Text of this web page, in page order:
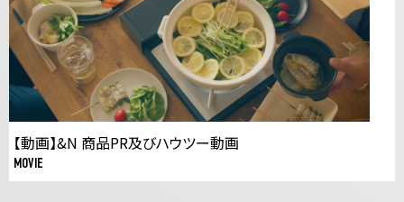
【動画】&N 商品PR及びハウツー動画
MOVIE